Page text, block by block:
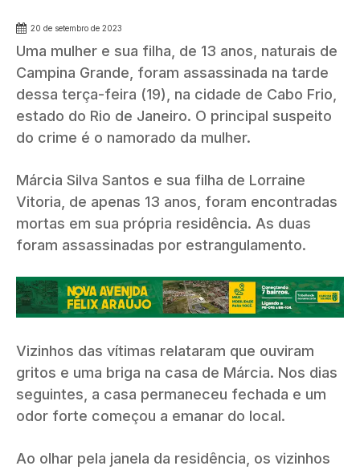
20 de setembro de 2023
Uma mulher e sua filha, de 13 anos, naturais de
Campina Grande, foram assassinada na tarde
dessa terça-feira (19), na cidade de Cabo Frio,
estado do Rio de Janeiro. O principal suspeito
do crime é o namorado da mulher.
Márcia Silva Santos e sua filha de Lorraine
Vitoria, de apenas 13 anos, foram encontradas
mortas em sua própria residência. As duas
foram assassinadas por estrangulamento.
Vizinhos das vítimas relataram que ouviram
gritos e uma briga na casa de Márcia. Nos dias
seguintes, a casa permaneceu fechada e um
odor forte começou a emanar do local.
Ao olhar pela janela da residência, os vizinhos